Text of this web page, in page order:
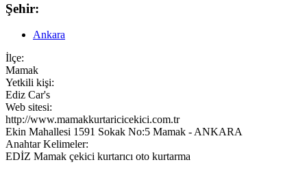
Şehir:
Ankara
İlçe:
Mamak
Yetkili kişi:
Ediz Car's
Web sitesi:
http://www.mamakkurtaricicekici.com.tr
Ekin Mahallesi 1591 Sokak No:5 Mamak - ANKARA
Anahtar Kelimeler:
EDİZ Mamak çekici kurtarıcı oto kurtarma